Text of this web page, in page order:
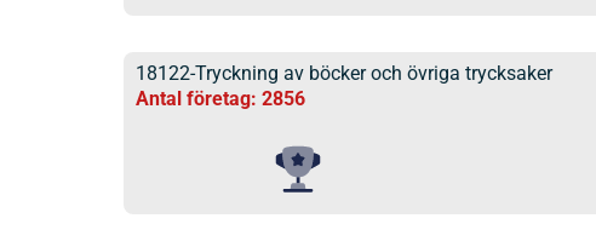
18122-Tryckning av böcker och övriga trycksaker
Antal företag: 2856